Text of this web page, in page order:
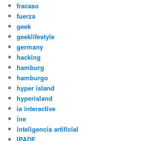
fracaso
fuerza
geek
geeklifestyle
germany
hacking
hamburg
hamburgo
hyper island
hyperisland
ia interactive
ine
inteligencia artificial